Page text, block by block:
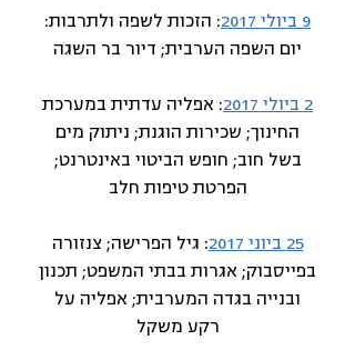
9 ביולי 2017
: הזכות לשפה ולתרבות:
יום השפה הערבית; דיור בר השגה
2 ביולי 2017
: אפליה עדתית במערכת
החינוך; שכירות הוגנת; ניתוק מים
בשל חוב; חופש הביטוי באינטרנט;
הפרטת טיפות חלב
25 ביוני 2017
: גיל הפרישה; צנזורה
בפייסבוק; אגרות בבתי המשפט; תכנון
ובנייה בגדה המערבית; אפליה על
רקע משקל